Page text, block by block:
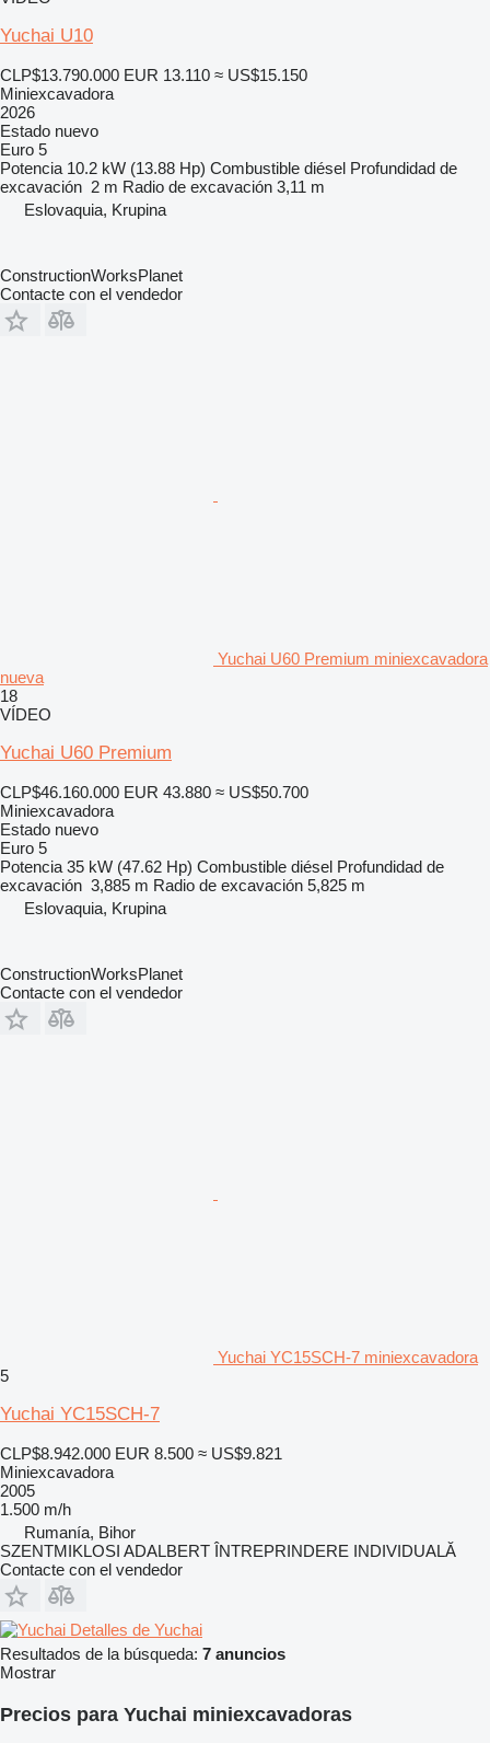
Yuchai U10
CLP$13.790.000 EUR 13.110 ≈ US$15.150
Miniexcavadora
2026
Estado nuevo
Euro 5
Potencia 10.2 kW (13.88 Hp) Combustible diésel Profundidad de
excavación 2 m Radio de excavación 3,11 m
Eslovaquia, Krupina
ConstructionWorksPlanet
Contacte con el vendedor
Yuchai U60 Premium miniexcavadora
nueva
18
VÍDEO
Yuchai U60 Premium
CLP$46.160.000 EUR 43.880 ≈ US$50.700
Miniexcavadora
Estado nuevo
Euro 5
Potencia 35 kW (47.62 Hp) Combustible diésel Profundidad de
excavación 3,885 m Radio de excavación 5,825 m
Eslovaquia, Krupina
ConstructionWorksPlanet
Contacte con el vendedor
Yuchai YC15SCH-7 miniexcavadora
5
Yuchai YC15SCH-7
CLP$8.942.000 EUR 8.500 ≈ US$9.821
Miniexcavadora
2005
1.500 m/h
Rumanía, Bihor
SZENTMIKLOSI ADALBERT ÎNTREPRINDERE INDIVIDUALĂ
Contacte con el vendedor
Detalles de Yuchai
Resultados de la búsqueda: 7 anuncios
Mostrar
Precios para Yuchai miniexcavadoras